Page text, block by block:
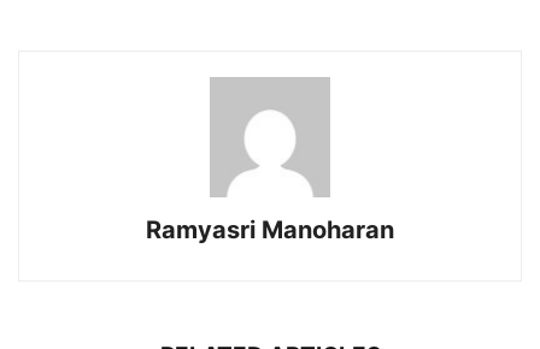
Ramyasri Manoharan